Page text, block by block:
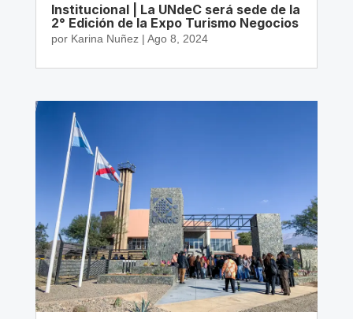
Institucional | La UNdeC será sede de la
2° Edición de la Expo Turismo Negocios
por Karina Nuñez| Ago 8, 2024